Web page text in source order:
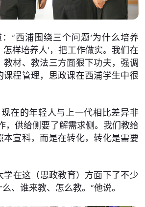
“西浦围绕三个问题‘为什么培养
样培养人’，把工作做实。我们在
教材、教法三方面狠下功夫，强调
课程管理，思政课在西浦学生中很
在的年轻人与上一代相比差异非
，供给侧要了解需求侧。我们教给
本宣科，而是在转化，转化是需要
学在这（思政教育）方面下了不少
、谁来教、怎么教。”他说。